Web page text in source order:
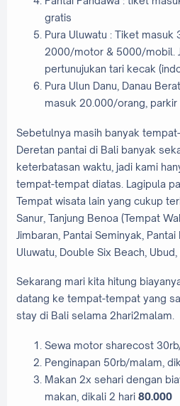
gratis
Pura Uluwatu : Tiket
2000/motor & 5000/mobil.
pertunujukan tari kecak
Pura Ulun Danu, Danau
masuk 20.000/orang, parkir
Sebetulnya masih banyak
Deretan pantai di Bali banyak
keterbatasan waktu, jadi kami
tempat-tempat diatas. Lagipula
Tempat wisata lain yang cukup
Sanur, Tanjung Benoa (Tempat
Jimbaran, Pantai Seminyak,
Uluwatu, Double Six Beach, Ubud,
Sekarang mari kita hitung
datang ke tempat-tempat yang
stay di Bali selama 2hari2malam.
Sewa motor sharecost
Penginapan 50rb/malam,
Makan 2x sehari dengan
makan, dikali 2 hari 80.000